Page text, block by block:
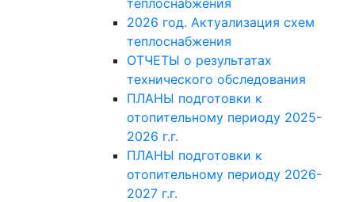
теплоснабжения
2026 год. Актуализация схем
теплоснабжения
ОТЧЕТЫ о результатах
технического обследования
ПЛАНЫ подготовки к
отопительному периоду 2025-
2026 г.г.
ПЛАНЫ подготовки к
отопительному периоду 2026-
2027 г.г.